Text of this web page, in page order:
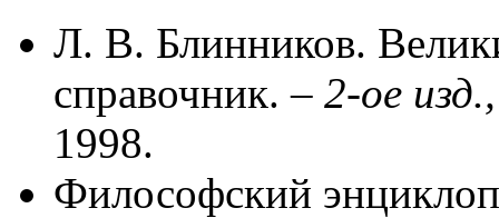
Л. В. Блинников.
справочник. – 2-ое
1998.
Философский